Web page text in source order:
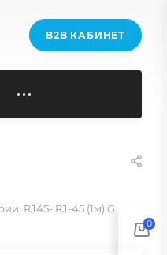
B2B КАБИНЕТ
RJ45- RJ-45 (1м) G
0